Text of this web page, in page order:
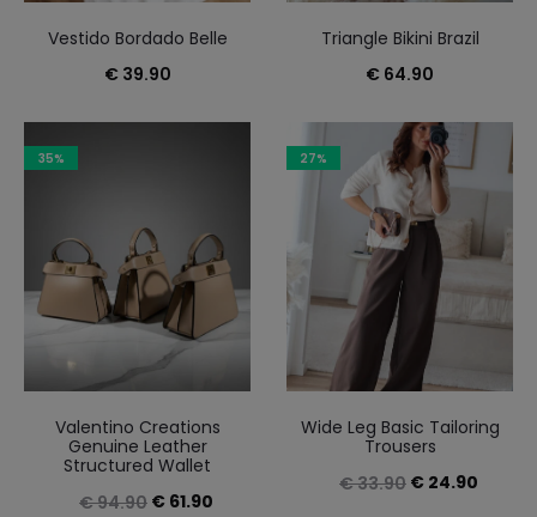
Vestido Bordado Belle
€ 39.90
Triangle Bikini Brazil
€ 64.90
35%
Valentino Creations
Genuine Leather
Structured Wallet
€94.90 Original
€ 61.90
27%
Wide Leg Basic Tailoring
Trousers
€33.90 Original
€ 24.90